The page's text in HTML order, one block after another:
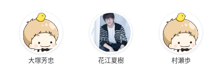
大塚芳忠 花江夏樹 村瀬歩